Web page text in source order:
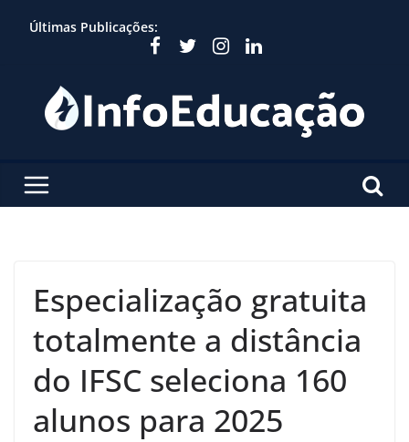
Últimas Publicações:
Especialização gratuita
totalmente a distância
do IFSC seleciona 160
alunos para 2025